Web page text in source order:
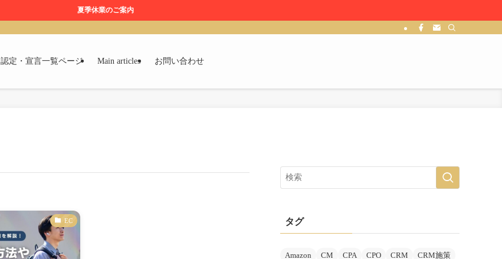
夏季休業のご案内
認定・宣言一覧ページ Main articles お問い合わせ
EC タグ
Amazon CM CPA CPO CRM
CRM施策